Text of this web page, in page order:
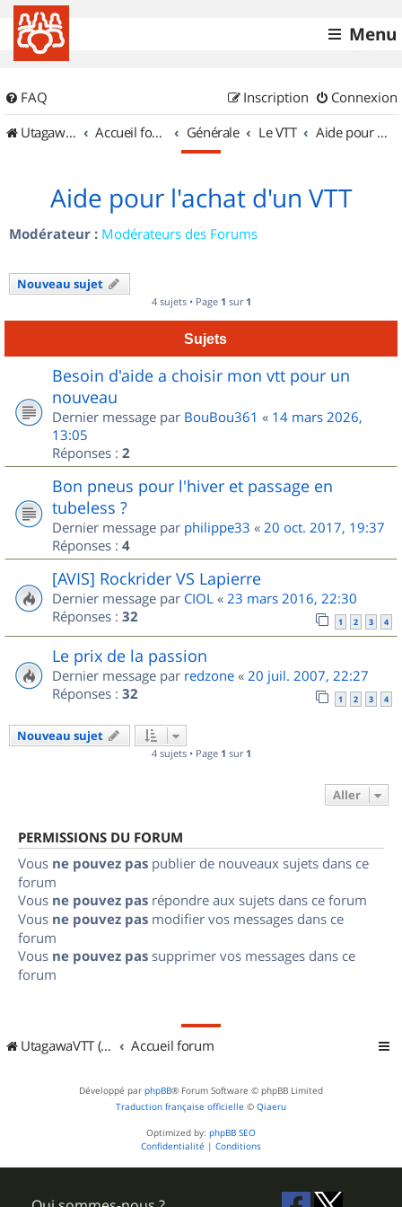
Menu
FAQ Connexion
Inscription
UtagawaVTT (Randos VTT et VTTAE avec traces GPS)
Accueil forum Générale Le VTT Aide pour l'achat d'un VTT
Aide pour l'achat d'un VTT
Modérateur : Modérateurs des Forums
Nouveau sujet
4 sujets • Page 1 sur 1
Sujets
Besoin d'aide a choisir mon vtt pour un
nouveau
Dernier message par BouBou361 « 14 mars 2026,
13:05
Réponses : 2
Bon pneus pour l'hiver et passage en
tubeless ?
Dernier message par philippe33 « 20 oct. 2017, 19:37
Réponses : 4
[AVIS] Rockrider VS Lapierre
Dernier message par CIOL « 23 mars 2016, 22:30
Réponses : 32 1 2 3 4
Le prix de la passion
Dernier message par redzone « 20 juil. 2007, 22:27
Réponses : 32 1 2 3 4
Nouveau sujet
4 sujets • Page 1 sur 1
Aller
PERMISSIONS DU FORUM
Vous ne pouvez pas publier de nouveaux sujets dans ce
forum
Vous ne pouvez pas répondre aux sujets dans ce forum
Vous ne pouvez pas modifier vos messages dans ce
forum
Vous ne pouvez pas supprimer vos messages dans ce
forum
UtagawaVTT (Randos VTT et VTTAE avec traces GPS) Accueil forum
Développé par phpBB® Forum Software © phpBB Limited
Traduction française officielle © Qiaeru
Optimized by: phpBB SEO
Confidentialité | Conditions